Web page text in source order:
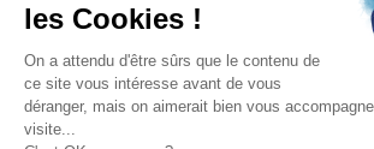
Ajouter au panier
Étiquettes :